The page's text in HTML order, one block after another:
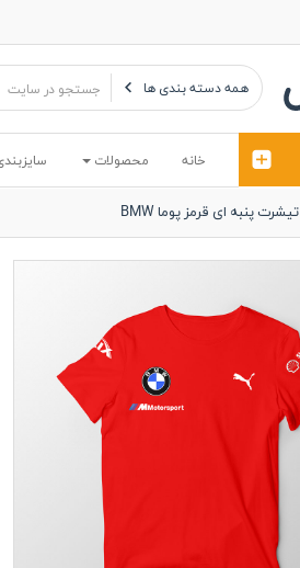
همه دسته بندی ها
خانه محصولات
تیشرت پنبه ای قرمز پوما BMW